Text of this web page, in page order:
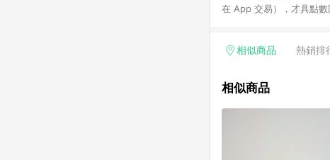
在 App 交易），才具點
格，部分退款不在此限
使用規則請以點數紅包活
相似商品 熱銷排
相似商品